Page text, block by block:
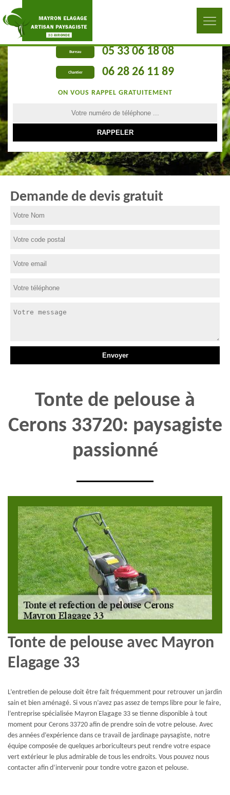
Bureau 05 33 06 18 08
Chantier 06 28 26 11 89
ON VOUS RAPPEL GRATUITEMENT
Demande de devis gratuit
Tonte de pelouse à
Cerons 33720: paysagiste
passionné
Tonte de pelouse avec Mayron
Elagage 33
L’entretien de pelouse doit être fait fréquemment pour retrouver un jardin
sain et bien aménagé. Si vous n’avez pas assez de temps libre pour le faire,
l’entreprise spécialisée Mayron Elagage 33 se tienne disponible à tout
moment pour Cerons 33720 afin de prendre soin de votre pelouse. Avec
des années d’expérience dans ce travail de jardinage paysagiste, notre
équipe composée de quelques arboriculteurs peut rendre votre espace
vert extérieur le plus admirable de tous les endroits. Vous pouvez nous
contacter afin d’intervenir pour tondre votre gazon et pelouse.